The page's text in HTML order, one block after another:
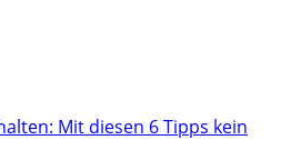
Mit diesen 6 Tipps kein